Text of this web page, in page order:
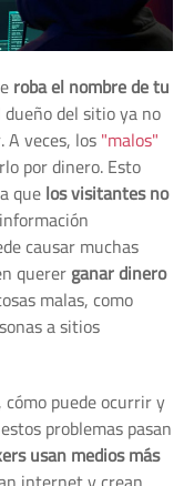
roba el nombre de tu
del sitio ya no
veces, los"malos"
por dinero. Esto
quelos visitantes no
causar muchas
quererganar dinero
malas, como
a sitios
cómo puede ocurrir y
problemas pasan
usan medios más